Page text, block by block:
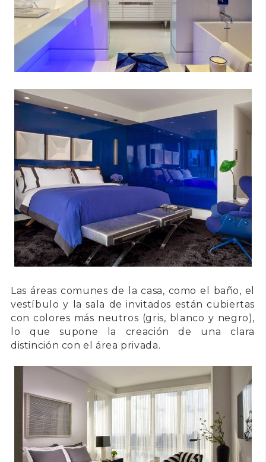
Las áreas comunes de la casa, como el baño, el
vestíbulo y la sala de invitados están cubiertas
con colores más neutros (gris, blanco y negro),
lo que supone la creación de una clara
distinción con el área privada.